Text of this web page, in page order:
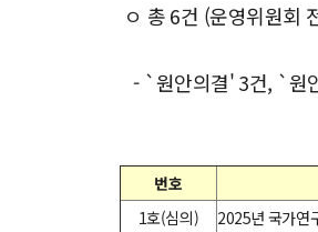
ㅇ 총 6건 (운영위원회
- `원안의결' 3건, `원
번호
1호(심의)
2025년 국가연